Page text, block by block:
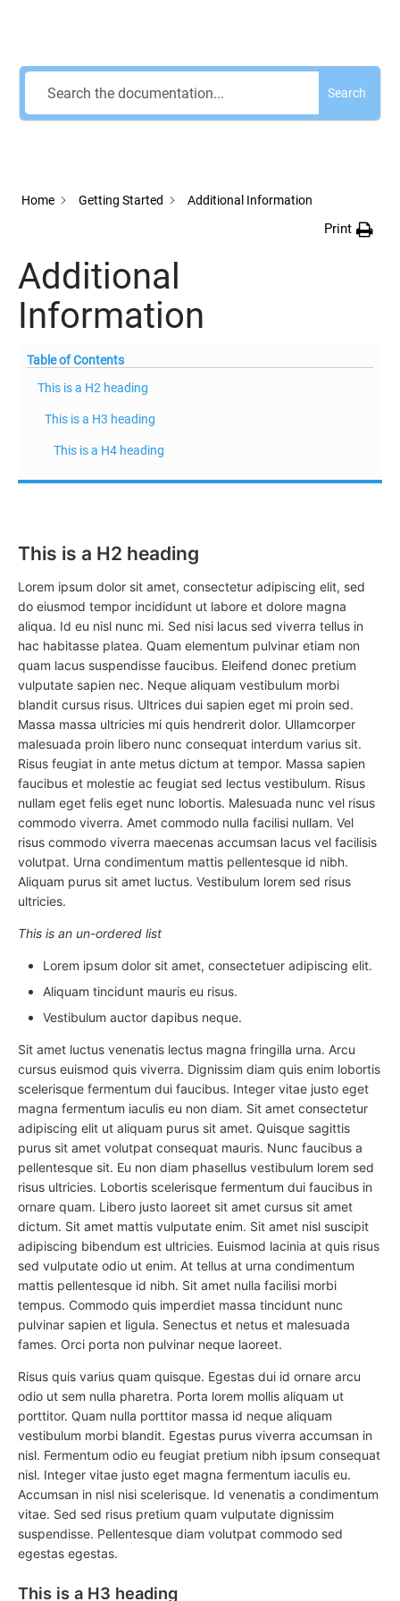
Search
Home Getting Started Additional Information
Print
Additional
Information
Table of Contents
This is a H2 heading
This is a H3 heading
This is a H4 heading
This is a H2 heading
Lorem ipsum dolor sit amet, consectetur adipiscing elit, sed
do eiusmod tempor incididunt ut labore et dolore magna
aliqua. Id eu nisl nunc mi. Sed nisi lacus sed viverra tellus in
hac habitasse platea. Quam elementum pulvinar etiam non
quam lacus suspendisse faucibus. Eleifend donec pretium
vulputate sapien nec. Neque aliquam vestibulum morbi
blandit cursus risus. Ultrices dui sapien eget mi proin sed.
Massa massa ultricies mi quis hendrerit dolor. Ullamcorper
malesuada proin libero nunc consequat interdum varius sit.
Risus feugiat in ante metus dictum at tempor. Massa sapien
faucibus et molestie ac feugiat sed lectus vestibulum. Risus
nullam eget felis eget nunc lobortis. Malesuada nunc vel risus
commodo viverra. Amet commodo nulla facilisi nullam. Vel
risus commodo viverra maecenas accumsan lacus vel facilisis
volutpat. Urna condimentum mattis pellentesque id nibh.
Aliquam purus sit amet luctus. Vestibulum lorem sed risus
ultricies.
This is an un-ordered list
Lorem ipsum dolor sit amet, consectetuer adipiscing elit.
Aliquam tincidunt mauris eu risus.
Vestibulum auctor dapibus neque.
Sit amet luctus venenatis lectus magna fringilla urna. Arcu
cursus euismod quis viverra. Dignissim diam quis enim lobortis
scelerisque fermentum dui faucibus. Integer vitae justo eget
magna fermentum iaculis eu non diam. Sit amet consectetur
adipiscing elit ut aliquam purus sit amet. Quisque sagittis
purus sit amet volutpat consequat mauris. Nunc faucibus a
pellentesque sit. Eu non diam phasellus vestibulum lorem sed
risus ultricies. Lobortis scelerisque fermentum dui faucibus in
ornare quam. Libero justo laoreet sit amet cursus sit amet
dictum. Sit amet mattis vulputate enim. Sit amet nisl suscipit
adipiscing bibendum est ultricies. Euismod lacinia at quis risus
sed vulputate odio ut enim. At tellus at urna condimentum
mattis pellentesque id nibh. Sit amet nulla facilisi morbi
tempus. Commodo quis imperdiet massa tincidunt nunc
pulvinar sapien et ligula. Senectus et netus et malesuada
fames. Orci porta non pulvinar neque laoreet.
Risus quis varius quam quisque. Egestas dui id ornare arcu
odio ut sem nulla pharetra. Porta lorem mollis aliquam ut
porttitor. Quam nulla porttitor massa id neque aliquam
vestibulum morbi blandit. Egestas purus viverra accumsan in
nisl. Fermentum odio eu feugiat pretium nibh ipsum consequat
nisl. Integer vitae justo eget magna fermentum iaculis eu.
Accumsan in nisl nisi scelerisque. Id venenatis a condimentum
vitae. Sed sed risus pretium quam vulputate dignissim
suspendisse. Pellentesque diam volutpat commodo sed
egestas egestas.
This is a H3 heading